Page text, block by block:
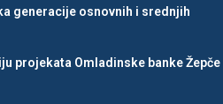
generacije osnovnih i srednjih
projekata Omladinske banke Žepče